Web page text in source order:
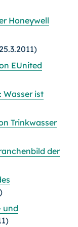
Honeywell
EUnited
ist
Trinkwasser
der
und